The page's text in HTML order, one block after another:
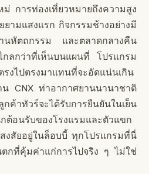
การท่องเที่ยวหมายถึงความสูง
ามแสงแรก กิจกรรมช้างอย่างมี
นหัตถกรรม และตลาดกลางคืน
กลกว่าที่เห็นบนแผนที่ โปรแกรม
รงไปตรงมาแทนที่จะอัดแน่นเกิน
น CNX ท่าอากาศยานนานาชาติ
าทัวร์จะได้รับการยืนยันในเย็น
ต้อนรับของโรงแรมและตัวแขก
งสัยอยู่ในล็อบบี้ ทุกโปรแกรมที่นี่
กที่คุ้มค่าแก่การไปจริง ๆ ไม่ใช่